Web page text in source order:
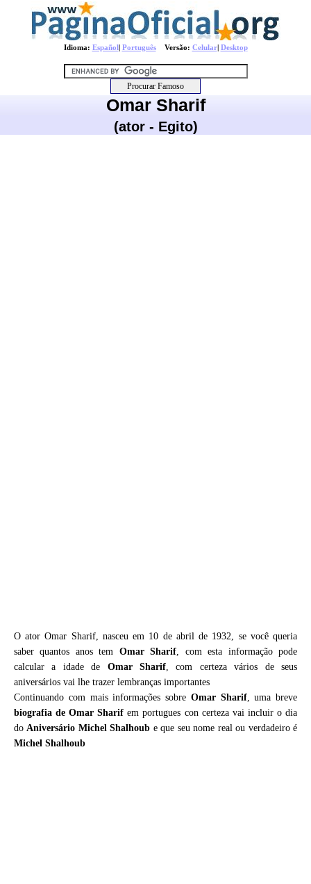
Idioma: Español| PortuguêsVersão: Celular| Desktop
Omar Sharif
(ator - Egito)
O ator Omar Sharif, nasceu em 10 de abril de 1932, se você queria
saber quantos anos tem Omar Sharif, com esta informação pode
calcular a idade de Omar Sharif, com certeza vários de seus
aniversários vai lhe trazer lembranças importantes
Continuando com mais informações sobre Omar Sharif, uma breve
biografia deOmar Sharif em portugues con certeza vai incluir o dia
doAniversário Michel Shalhoub e que seu nome real ou verdadeiro é
Michel Shalhoub